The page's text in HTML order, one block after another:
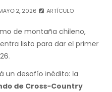
2, 2026 ARTÍCULO
de montaña chileno,
listo para dar el primer
un desafío inédito: la
de Cross-Country